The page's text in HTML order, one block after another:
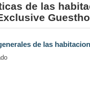
de las
de las